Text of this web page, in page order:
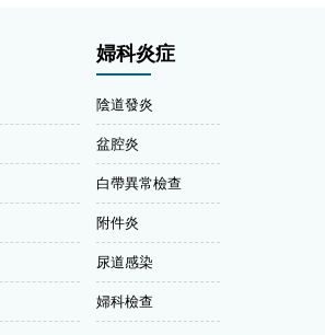
婦科炎症
陰道發炎
盆腔炎
白帶異常檢查
附件炎
尿道感染
婦科檢查